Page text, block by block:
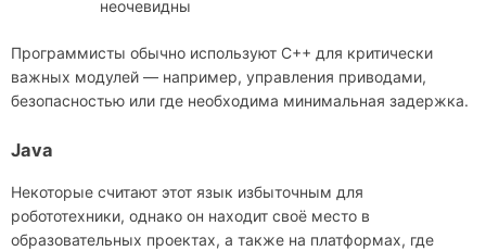
неочевидны
Программисты обычно используют C++ для критически
важных модулей — например, управления приводами,
безопасностью или где необходима минимальная задержка.
Java
Некоторые считают этот язык избыточным для
робототехники, однако он находит своё место в
образовательных проектах, а также на платформах, где